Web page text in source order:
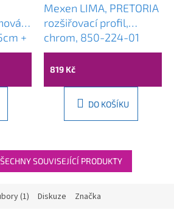
+
Mexen LIMA, PRETORIA
rozšiřovací profil,
chrom, 850-224-01
819 Kč
DO KOŠÍKU
SOUVISEJÍCÍ PRODUKTY
(1) Diskuze Značka